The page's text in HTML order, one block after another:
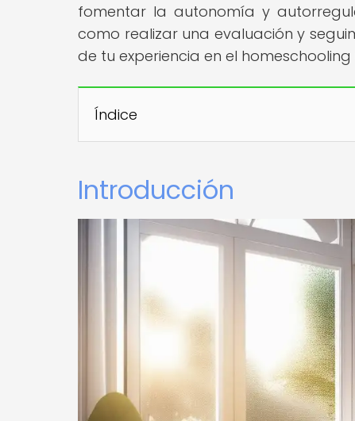
fomentar la autonomía y
como realizar una evaluación y
de tu experiencia en el homeschooling
Índice
Introducción